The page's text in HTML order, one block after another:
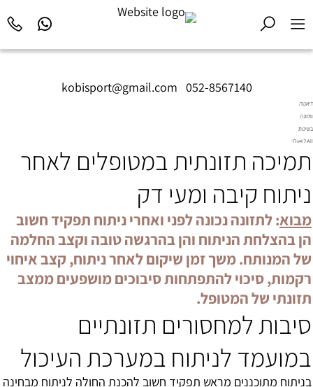
kobisport@gmail.com 052-8567140
דיאטה
ותזונה
בשיטת
Diet2All:
שמאחורי
המושלם.
תמיכה תזונתית במטופלים לאחר
ניתוח קיבה ומעי דק
מבוא: לתזונה נכונה לפני ואחרי ניתוח תפקיד חשוב
הן בהצלחת הניתוח והן בהרגשה טובה וקצב החלמה
של המנותח. משך זמן שיקום לאחר ניתוח, קצב איחוי
רקמות, סיכוי להתפתחות סיבוכים מושפעים ממצב
תזונתי של המטופל.
סיבות למחסורים תזונתיים
במועמד לניתוח במערכת העיכול
בניתוח מתוכננים מראש תפקיד חשוב להכנת החולה לניתוח מבחינה